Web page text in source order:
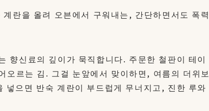
란을 올려 오븐에서 구워내는, 간단하면서도 폭력
향신료의 깊이가 묵직합니다. 주문한 철판이 테이
오르는 김. 그걸 눈앞에서 맞이하면, 여름의 더위보
으면 반숙 계란이 부드럽게 무너지고, 진한 루와